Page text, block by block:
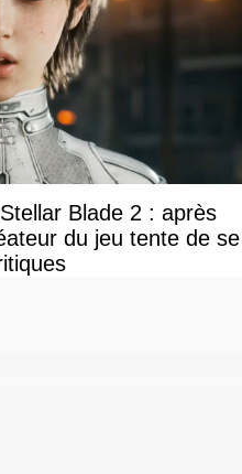
Blade 2 : après
du jeu tente de se